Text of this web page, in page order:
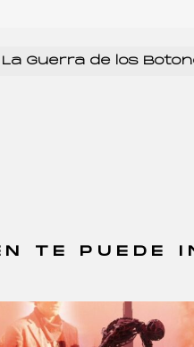
La Guerra de los
TE PUEDE